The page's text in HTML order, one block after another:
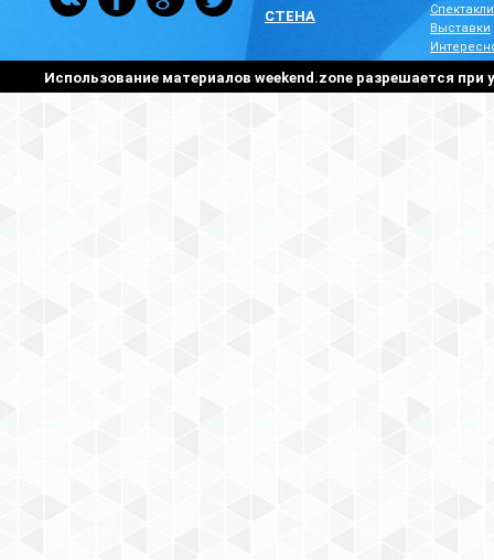
СТЕНА
Спектакли
Выставки
Использование материалов weekend.zone разрешается